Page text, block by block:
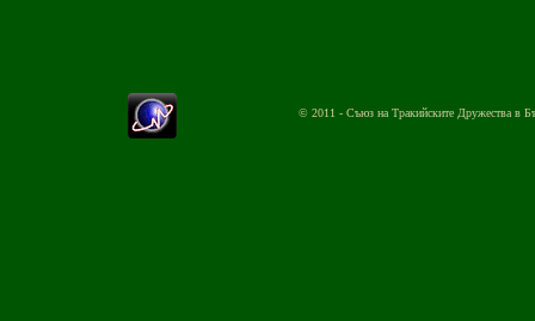
© 2011 - Съюз на Тракийските Дружества в